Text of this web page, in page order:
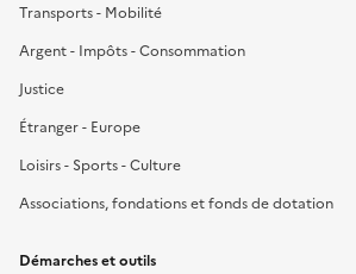
Transports - Mobilité
Argent - Impôts - Consommation
Justice
Étranger - Europe
Loisirs - Sports - Culture
Associations, fondations et fonds de dotation
Démarches et outils